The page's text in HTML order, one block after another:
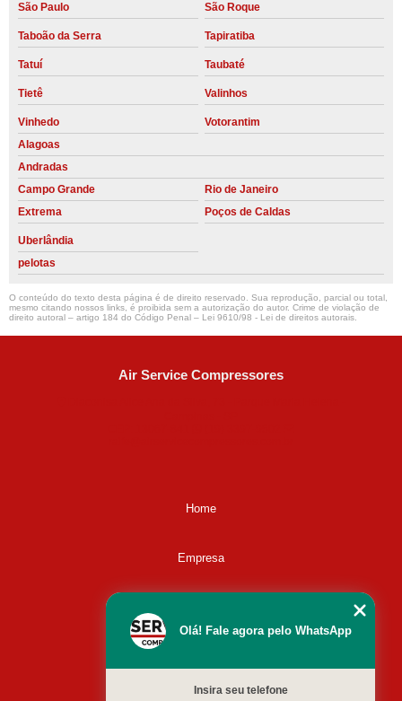
São Paulo São Roque
Taboão da Serra Tapiratiba
Tatuí Taubaté
Tietê Valinhos
Vinhedo
Votorantim
Alagoas
Andradas
Campo Grande
Rio de Janeiro
Extrema
Poços de Caldas
Uberlândia
pelotas
O conteúdo do texto desta página é de direito reservado. Sua reprodução, parcial ou total,
mesmo citando nossos links, é proibida sem a autorização do autor. Crime de violação de
direito autoral – artigo 184 do Código Penal – Lei 9610/98 - Lei de direitos autorais.
Air Service Compressores
Home
Empresa
Olá! Fale agora pelo WhatsApp
Insira seu telefone